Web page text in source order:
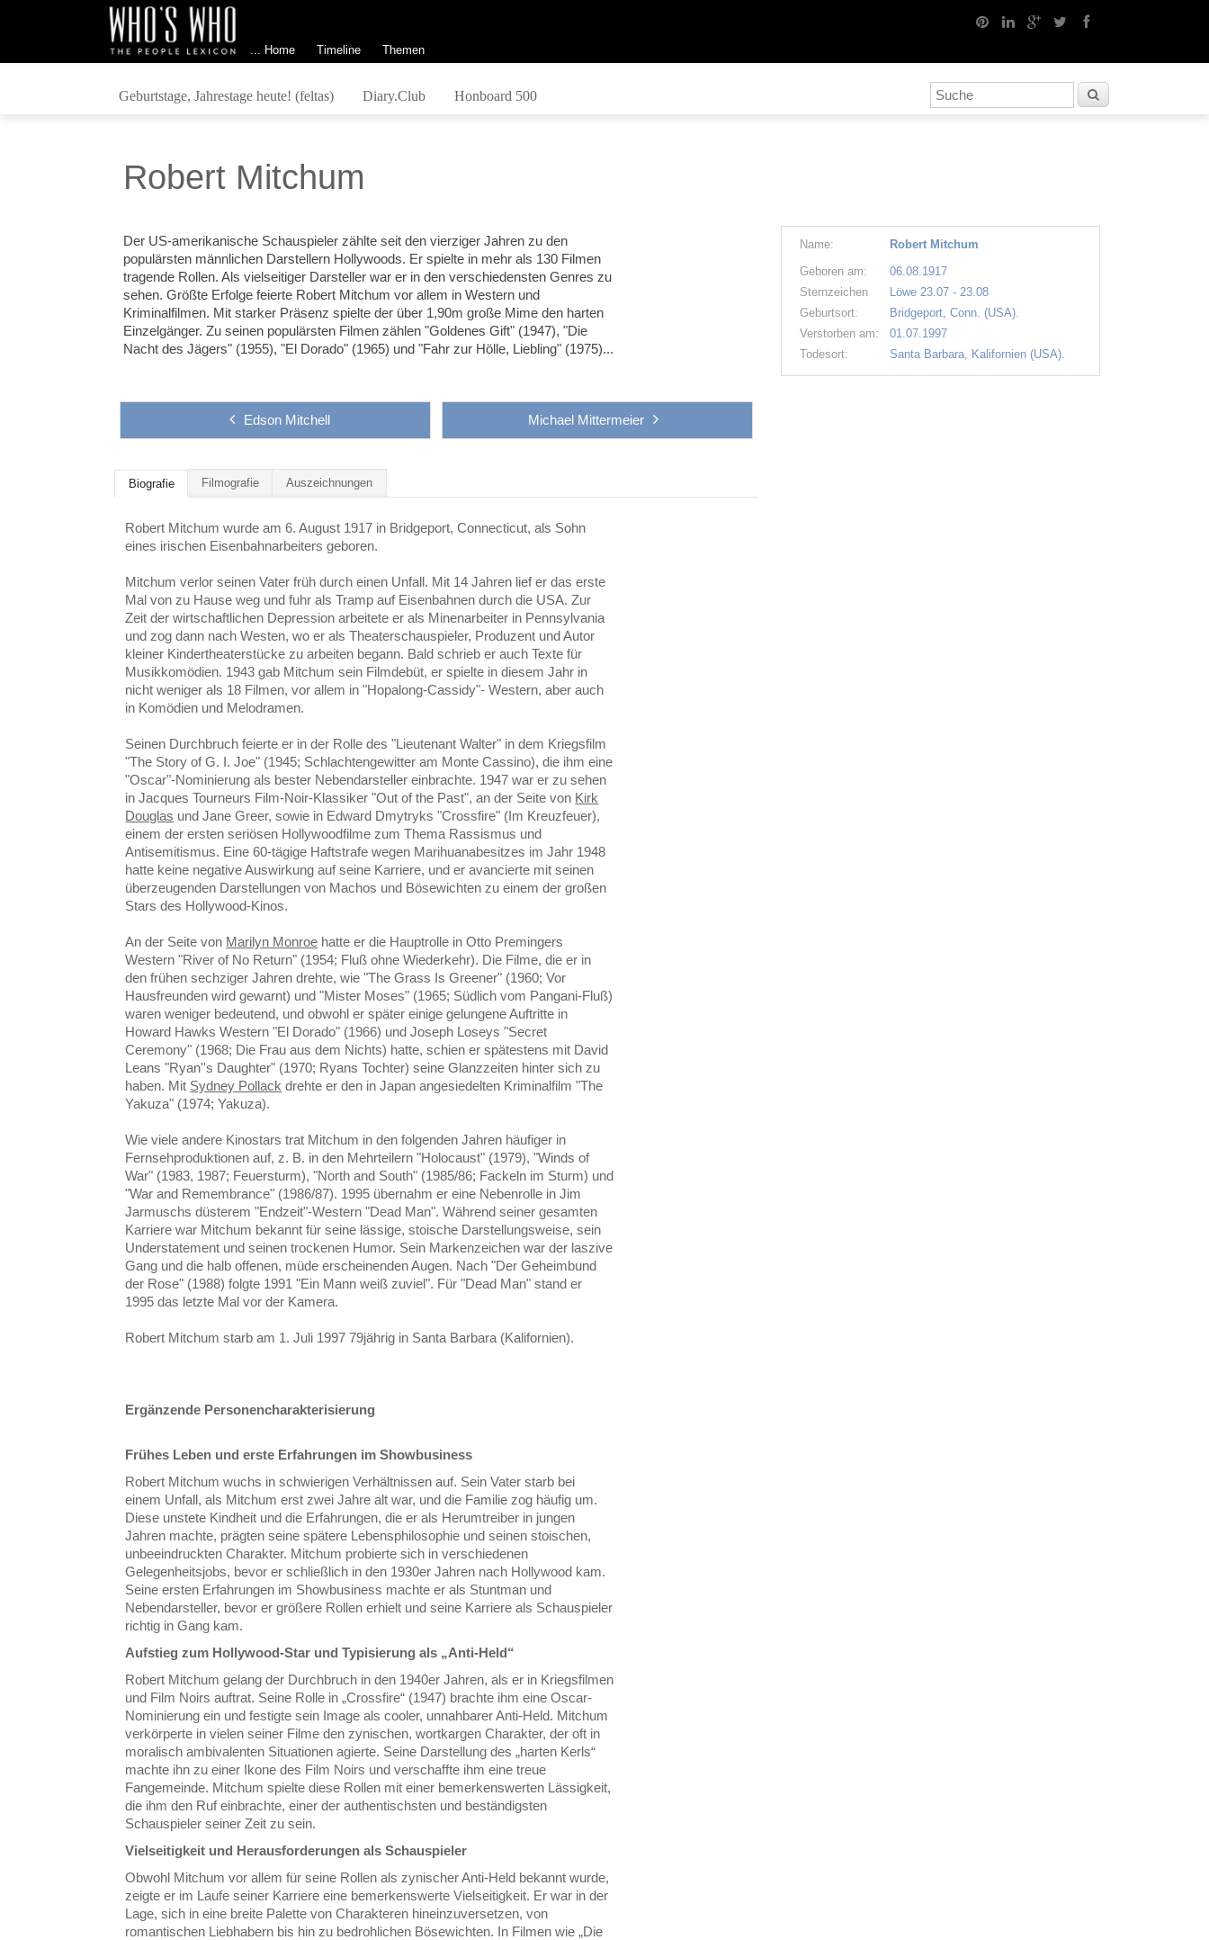
... Home Timeline Themen
Geburtstage, Jahrestage heute! (feltas) Diary.Club Honboard 500
Robert Mitchum
Der US-amerikanische Schauspieler zählte seit den vierziger Jahren zu den
populärsten männlichen Darstellern Hollywoods. Er spielte in mehr als 130 Filmen
tragende Rollen. Als vielseitiger Darsteller war er in den verschiedensten Genres zu
sehen. Größte Erfolge feierte Robert Mitchum vor allem in Western und
Kriminalfilmen. Mit starker Präsenz spielte der über 1,90m große Mime den harten
Einzelgänger. Zu seinen populärsten Filmen zählen "Goldenes Gift" (1947), "Die
Nacht des Jägers" (1955), "El Dorado" (1965) und "Fahr zur Hölle, Liebling" (1975)...
Edson Mitchell Michael Mittermeier
Biografie Filmografie Auszeichnungen
Robert Mitchum wurde am 6. August 1917 in Bridgeport, Connecticut, als Sohn
eines irischen Eisenbahnarbeiters geboren.
Mitchum verlor seinen Vater früh durch einen Unfall. Mit 14 Jahren lief er das erste
Mal von zu Hause weg und fuhr als Tramp auf Eisenbahnen durch die USA. Zur
Zeit der wirtschaftlichen Depression arbeitete er als Minenarbeiter in Pennsylvania
und zog dann nach Westen, wo er als Theaterschauspieler, Produzent und Autor
kleiner Kindertheaterstücke zu arbeiten begann. Bald schrieb er auch Texte für
Musikkomödien. 1943 gab Mitchum sein Filmdebüt, er spielte in diesem Jahr in
nicht weniger als 18 Filmen, vor allem in "Hopalong-Cassidy"- Western, aber auch
in Komödien und Melodramen.
Seinen Durchbruch feierte er in der Rolle des "Lieutenant Walter" in dem Kriegsfilm
"The Story of G. I. Joe" (1945; Schlachtengewitter am Monte Cassino), die ihm eine
"Oscar"-Nominierung als bester Nebendarsteller einbrachte. 1947 war er zu sehen
in Jacques Tourneurs Film-Noir-Klassiker "Out of the Past", an der Seite von Kirk
Douglas und Jane Greer, sowie in Edward Dmytryks "Crossfire" (Im Kreuzfeuer),
einem der ersten seriösen Hollywoodfilme zum Thema Rassismus und
Antisemitismus. Eine 60-tägige Haftstrafe wegen Marihuanabesitzes im Jahr 1948
hatte keine negative Auswirkung auf seine Karriere, und er avancierte mit seinen
überzeugenden Darstellungen von Machos und Bösewichten zu einem der großen
Stars des Hollywood-Kinos.
An der Seite von Marilyn Monroe hatte er die Hauptrolle in Otto Premingers
Western "River of No Return" (1954; Fluß ohne Wiederkehr). Die Filme, die er in
den frühen sechziger Jahren drehte, wie "The Grass Is Greener" (1960; Vor
Hausfreunden wird gewarnt) und "Mister Moses" (1965; Südlich vom Pangani-Fluß)
waren weniger bedeutend, und obwohl er später einige gelungene Auftritte in
Howard Hawks Western "El Dorado" (1966) und Joseph Loseys "Secret
Ceremony" (1968; Die Frau aus dem Nichts) hatte, schien er spätestens mit David
Leans "Ryan''s Daughter" (1970; Ryans Tochter) seine Glanzzeiten hinter sich zu
haben. Mit Sydney Pollack drehte er den in Japan angesiedelten Kriminalfilm "The
Yakuza" (1974; Yakuza).
Wie viele andere Kinostars trat Mitchum in den folgenden Jahren häufiger in
Fernsehproduktionen auf, z. B. in den Mehrteilern "Holocaust" (1979), "Winds of
War" (1983, 1987; Feuersturm), "North and South" (1985/86; Fackeln im Sturm) und
"War and Remembrance" (1986/87). 1995 übernahm er eine Nebenrolle in Jim
Jarmuschs düsterem "Endzeit"-Western "Dead Man". Während seiner gesamten
Karriere war Mitchum bekannt für seine lässige, stoische Darstellungsweise, sein
Understatement und seinen trockenen Humor. Sein Markenzeichen war der laszive
Gang und die halb offenen, müde erscheinenden Augen. Nach "Der Geheimbund
der Rose" (1988) folgte 1991 "Ein Mann weiß zuviel". Für "Dead Man" stand er
1995 das letzte Mal vor der Kamera.
Robert Mitchum starb am 1. Juli 1997 79jährig in Santa Barbara (Kalifornien).
Ergänzende Personencharakterisierung
Frühes Leben und erste Erfahrungen im Showbusiness
Robert Mitchum wuchs in schwierigen Verhältnissen auf. Sein Vater starb bei
einem Unfall, als Mitchum erst zwei Jahre alt war, und die Familie zog häufig um.
Diese unstete Kindheit und die Erfahrungen, die er als Herumtreiber in jungen
Jahren machte, prägten seine spätere Lebensphilosophie und seinen stoischen,
unbeeindruckten Charakter. Mitchum probierte sich in verschiedenen
Gelegenheitsjobs, bevor er schließlich in den 1930er Jahren nach Hollywood kam.
Seine ersten Erfahrungen im Showbusiness machte er als Stuntman und
Nebendarsteller, bevor er größere Rollen erhielt und seine Karriere als Schauspieler
richtig in Gang kam.
Aufstieg zum Hollywood-Star und Typisierung als „Anti-Held“
Robert Mitchum gelang der Durchbruch in den 1940er Jahren, als er in Kriegsfilmen
und Film Noirs auftrat. Seine Rolle in „Crossfire“ (1947) brachte ihm eine Oscar-
Nominierung ein und festigte sein Image als cooler, unnahbarer Anti-Held. Mitchum
verkörperte in vielen seiner Filme den zynischen, wortkargen Charakter, der oft in
moralisch ambivalenten Situationen agierte. Seine Darstellung des „harten Kerls“
machte ihn zu einer Ikone des Film Noirs und verschaffte ihm eine treue
Fangemeinde. Mitchum spielte diese Rollen mit einer bemerkenswerten Lässigkeit,
die ihm den Ruf einbrachte, einer der authentischsten und beständigsten
Schauspieler seiner Zeit zu sein.
Vielseitigkeit und Herausforderungen als Schauspieler
Obwohl Mitchum vor allem für seine Rollen als zynischer Anti-Held bekannt wurde,
zeigte er im Laufe seiner Karriere eine bemerkenswerte Vielseitigkeit. Er war in der
Lage, sich in eine breite Palette von Charakteren hineinzuversetzen, von
romantischen Liebhabern bis hin zu bedrohlichen Bösewichten. In Filmen wie „Die
Name:
Robert Mitchum
Geboren am:
06.08.1917
Sternzeichen
Löwe 23.07 - 23.08
Geburtsort:
Bridgeport, Conn. (USA).
Verstorben am:
01.07.1997
Todesort:
Santa Barbara, Kalifornien (USA).